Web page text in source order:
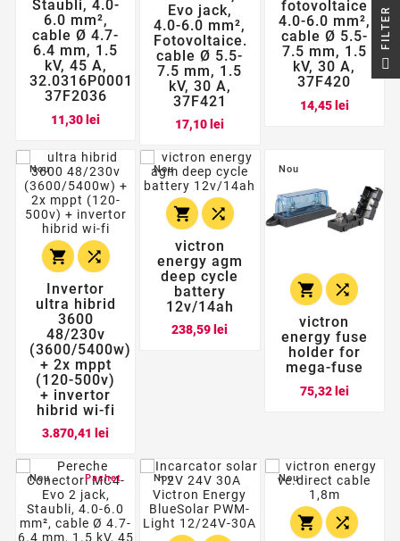
Staubli, 4.0-
6.0 mm²,
cable Ø 4.7-
6.4 mm, 1.5
kV, 45 A,
32.0316P0001
37F2036
11,30 lei
Evo jack,
4.0-6.0 mm²,
Fotovoltaice.
cable Ø 5.5-
7.5 mm, 1.5
kV, 30 A,
37F421
17,10 lei
fotovoltaice
4.0-6.0 mm²,
cable Ø 5.5-
7.5 mm, 1.5
kV, 30 A,
37F420
14,45 leiPret
Nou
 
Invertor
ultra hibrid
3600
48/230v
(3600/5400w)
+ 2x mppt
(120-500v)
+ invertor
hibrid wi-fi
3.870,41 lei
Nou
 
victron
energy agm
deep cycle
battery
12v/14ah
238,59 lei
Nou
 
victron
energy fuse
holder for
mega-fuse
75,32 leiPret
Nou Pachet Nou Nou
 
R